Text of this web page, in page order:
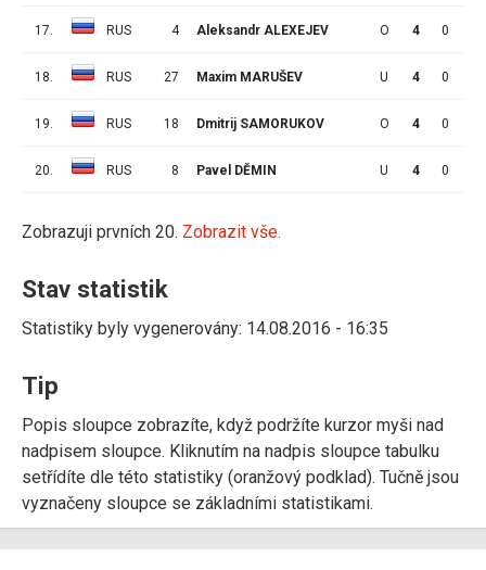
17. RUS 4 Aleksandr ALEXEJEV O 4 0
18. RUS 27 Maxim MARUŠEV U 4 0
19. RUS 18 Dmitrij SAMORUKOV O 4 0
20. RUS 8 Pavel DĚMIN U 4 0
Zobrazuji prvních 20. Zobrazit vše.
Stav statistik
Statistiky byly vygenerovány: 14.08.2016 - 16:35
Tip
Popis sloupce zobrazíte, když podržíte kurzor myši nad
nadpisem sloupce. Kliknutím na nadpis sloupce tabulku
setřídíte dle této statistiky (oranžový podklad). Tučně jsou
vyznačeny sloupce se základními statistikami.